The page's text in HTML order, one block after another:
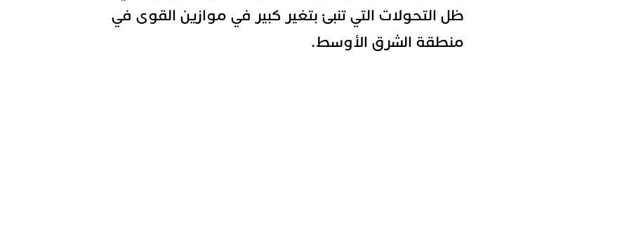
ظل التحولات التي تنبئ بتغير كبير في موازين القوى في
منطقة الشرق الأوسط.